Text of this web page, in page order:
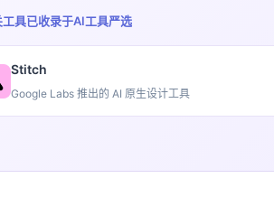
工具已收录于AI工具严选
Stitch
Google Labs 推出的 AI 原生设计工具